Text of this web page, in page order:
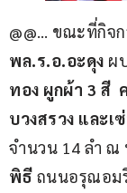
@@… ขณะที่กิจ
พล.ร.อ.อะดุง ผ
ทอง ผูกผ้า 3 สี
บวงสรวง และ
จำนวน 14 ลำ
พิธี ถนนอรุณอม